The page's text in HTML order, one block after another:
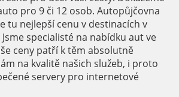
pro 9 či 12 osob. Autopůjčovna
tu nejlepší cenu v destinacích v
Jsme specialisté na nabídku aut ve
ceny patří k těm absolutně
na kvalitě našich služeb, i proto
servery pro internetové